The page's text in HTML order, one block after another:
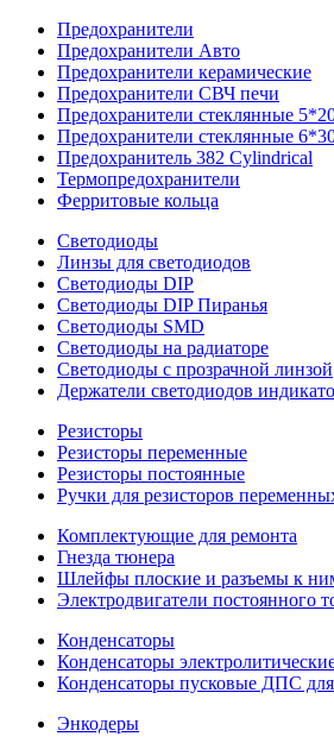
Предохранители
Предохранители Авто
Предохранители керамические
Предохранители СВЧ печи
Предохранители стеклянные
Предохранители стеклянные
Предохранитель 382 Cylindrical
Термопредохранители
Ферритовые кольца
Светодиоды
Линзы для светодиодов
Светодиоды DIP
Светодиоды DIP Пиранья
Светодиоды SMD
Светодиоды на радиаторе
Светодиоды с прозрачной линзой
Держатели светодиодов
Резисторы
Резисторы переменные
Резисторы постоянные
Ручки для резисторов
Комплектующие для ремонта
Гнезда тюнера
Шлейфы плоские и разъемы к
Электродвигатели постоянного
Конденсаторы
Конденсаторы
Конденсаторы пусковые ДПС для
Энкодеры